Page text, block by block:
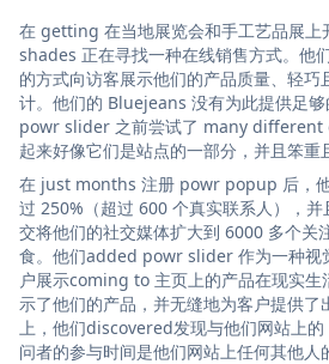
在 getting 在当地展览会和手工艺品展上
shades 正在寻找一种在线销售方式。他
的方式向访客展示他们的产品质量、轻巧
计。他们的 Bluejeans 没有为此提供足
powr slider 之前尝试了 many different
起来好像它们是站点的一部分，并且笨重
在 just months 注册 powr popup 后，
过 250%（超过 600 个真实联系人），
交将他们的社交媒体扩大到 6000 多个关
食。他们added powr slider 作为一种视
户展示coming to 主页上的产品在现实生
示了他们的产品，并无缝地为客户提供了
上，他们discovered发现与他们网站上
问者的参与时间是他们网站上任何其他人